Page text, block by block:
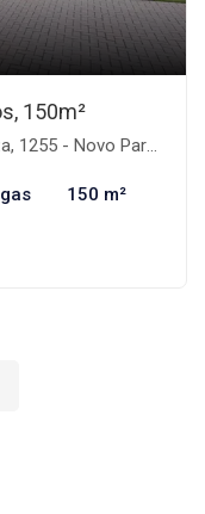
150m²
Alvorada, Dourados-MS
150 m²